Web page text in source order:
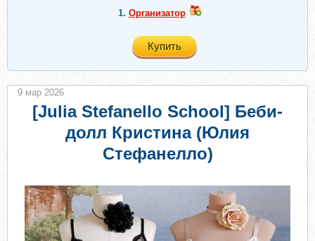
1. Организатор
Купить
[Julia Stefanello School] Беби-
долл Кристина (Юлия
Стефанелло)
9 мар 2026